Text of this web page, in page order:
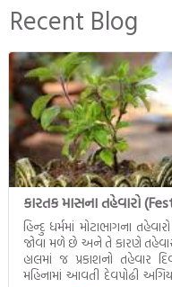
ઉત્તરાધિકારી તરીકે સ્થાપે છે તે
દૃશ્યો અંકિત થયાં છે. ટૂંકમાં બુદ્ધનાં
જીવનના અંતિમ દિવસોની
પરિપાક જોવા મળે […]
Recent Blog
કારતક માસના તહેવારો
હિન્દુ ધર્મમાં મોટાભાગના
જોવા મળે છે અને તે કારણે
હાલમાં જ પ્રકાશનો તહેવાર
મહિનામાં આવતી દેવપોઢી